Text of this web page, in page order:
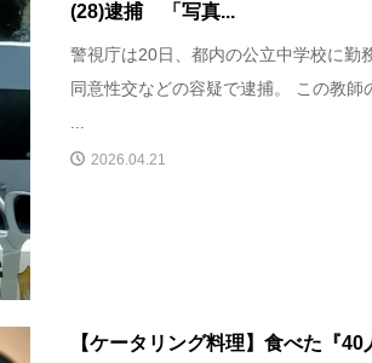
(28)逮捕 「写真...
警視庁は20日、都内の公立中学校に勤
同意性交などの容疑で逮捕。 この教師
2026.04.21
【ケータリング料理】食べた『